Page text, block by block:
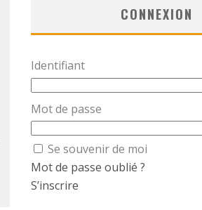
CONNEXION
Identifiant
Mot de passe
Se souvenir de moi
Mot de passe oublié ?
S’inscrire